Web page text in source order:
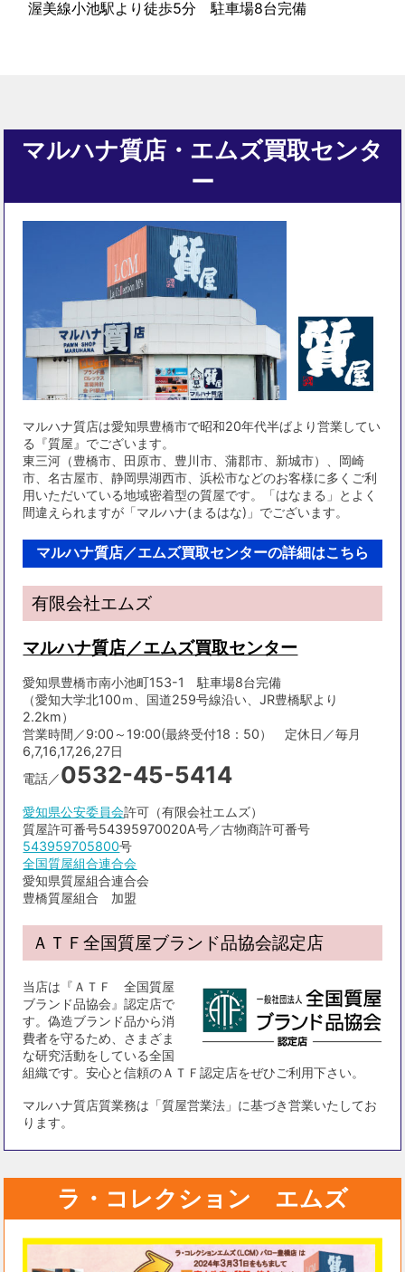
渥美線小池駅より徒歩5分 駐車場8台完備
マルハナ質店・エムズ買取センタ
ー
マルハナ質店は愛知県豊橋市で昭和20年代半ばより営業してい
る『質屋』でございます。
東三河（豊橋市、田原市、豊川市、蒲郡市、新城市）、岡崎
市、名古屋市、静岡県湖西市、浜松市などのお客様に多くご利
用いただいている地域密着型の質屋です。「はなまる」とよく
間違えられますが「マルハナ(まるはな)」でございます。
マルハナ質店／エムズ買取センターの詳細はこちら
有限会社エムズ
マルハナ質店／エムズ買取センター
愛知県豊橋市南小池町153-1 駐車場8台完備
（愛知大学北100ｍ、国道259号線沿い、JR豊橋駅より
2.2km）
営業時間／9:00～19:00(最終受付18：50） 定休日／毎月
6,7,16,17,26,27日
電話／0532-45-5414
愛知県公安委員会許可（有限会社エムズ）
質屋許可番号54395970020A号／古物商許可番号
543959705800号
全国質屋組合連合会
愛知県質屋組合連合会
豊橋質屋組合 加盟
ＡＴＦ全国質屋ブランド品協会認定店
当店は『ＡＴＦ 全国質屋
ブランド品協会』認定店で
す。偽造ブランド品から消
費者を守るため、さまざま
な研究活動をしている全国
組織です。安心と信頼のＡＴＦ認定店をぜひご利用下さい。
マルハナ質店質業務は「質屋営業法」に基づき営業いたしてお
ります。
ラ・コレクション エムズ